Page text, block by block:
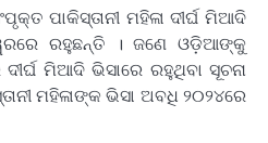
ପାକିସ୍ତାନୀ ମହିଳା ଦୀର୍ଘ ମିଆଦି
ରହୁଛନ୍ତି । ଜଣେ ଓଡ଼ିଆଙ୍କୁ
ମିଆଦି ଭିସାରେ ରହୁଥିବା ସୂଚନା
ମହିଳାଙ୍କ ଭିସା ଅବଧି ୨୦୨୪ରେ